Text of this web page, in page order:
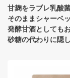
甘麹をラブレ乳酸
そのままシャーベ
発酵甘酒としても
砂糖の代わりに隠